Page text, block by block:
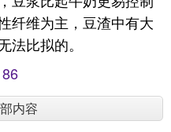
纤维为主，豆渣中有大
比拟的。
内容